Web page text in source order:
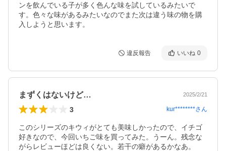
ンを飲んでいる子が多く色んな味を試しているみたいで
す。色々な味があるみたいなのでまた次は違う味の物を購
入しようと思います。
違反報告 いいね 0
まずくはないけど… 2025/2/21
3 kur********さん
このシリーズのキウィがとても美味しかったので、イチゴ
好きなので、今回いちご味を買ってみた。うーん。残念な
がらレビューほどは良くない。若干の癖があるかなあ。